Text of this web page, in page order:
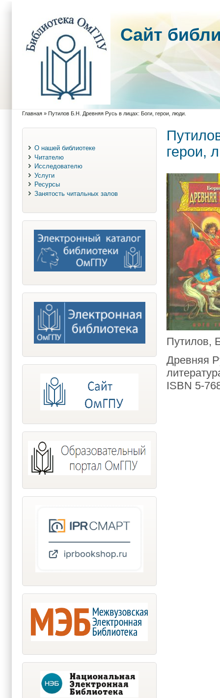
Cайт
Главная » Путилов Б.Н. Древняя Русь в лицах: Боги, герои, люди.
герои,
Путилов,
Древняя
ISBN 5-
О нашей библиотеке
Читателю
Исследователю
Услуги
Ресурсы
Занятость читальных залов